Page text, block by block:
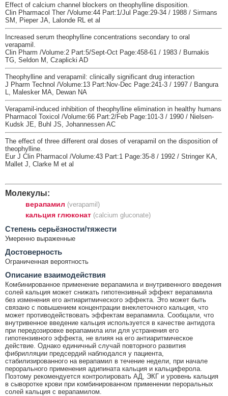
Effect of calcium channel blockers on theophylline disposition.
Clin Pharmacol Ther /Volume:44 Part:1/Jul Page:29-34 / 1988 / Sirmans
SM, Pieper JA, Lalonde RL et al
Increased serum theophylline concentrations secondary to oral
verapamil.
Clin Pharm /Volume:2 Part:5/Sept-Oct Page:458-61 / 1983 / Burnakis
TG, Seldon M, Czaplicki AD
Theophylline and verapamil: clinically significant drug interaction
J Pharm Technol /Volume:13 Part:Nov-Dec Page:241-3 / 1997 / Bangura
L, Malesker MA, Dewan NA
Verapamil-induced inhibition of theophylline elimination in healthy humans
Pharmacol Toxicol /Volume:66 Part:2/Feb Page:101-3 / 1990 / Nielsen-
Kudsk JE, Buhl JS, Johannessen AC
The effect of three different oral doses of verapamil on the disposition of
theophylline.
Eur J Clin Pharmacol /Volume:43 Part:1 Page:35-8 / 1992 / Stringer KA,
Mallet J, Clarke M et al
Молекулы:
верапамил (verapamil)
кальция глюконат (calcium gluconate)
Cтепень серьёзности/тяжести
Умеренно выраженные
Достоверность
Ограниченная вероятность
Описание взаимодействия
Комбинированное применение верапамила и внутривенного введения
солей кальция может снижать гипотензивный эффект верапамила
без изменения его антиаритмического эффекта. Это может быть
связано с повышением концентрации внеклеточного кальция, что
может противодействовать эффектам верапамила. Сообщали, что
внутривенное введение кальция используется в качестве антидота
при передозировке верапамила или для устранения его
гипотензивного эффекта, не влияя на его антиаритмическое
действие. Однако единичный случай повторного развития
фибрилляции предсердий наблюдался у пациента,
стабилизированного на верапамил в течение недели, при начале
перорального применения адипината кальция и кальциферола.
Поэтому рекомендуется контролировать АД, ЭКГ и уровень кальция
в сыворотке крови при комбинированном применении пероральных
солей кальция с верапамилом.